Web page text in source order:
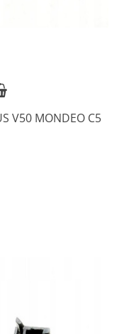
V50 MONDEO C5